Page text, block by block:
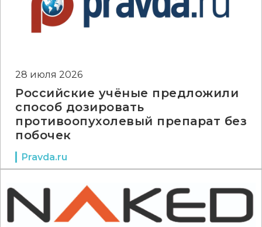
28 июля 2026
Российские учёные предложили
способ дозировать
противоопухолевый препарат без
побочек
Pravda.ru